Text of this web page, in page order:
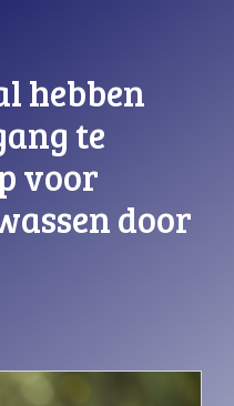
hebben
te
voor
door